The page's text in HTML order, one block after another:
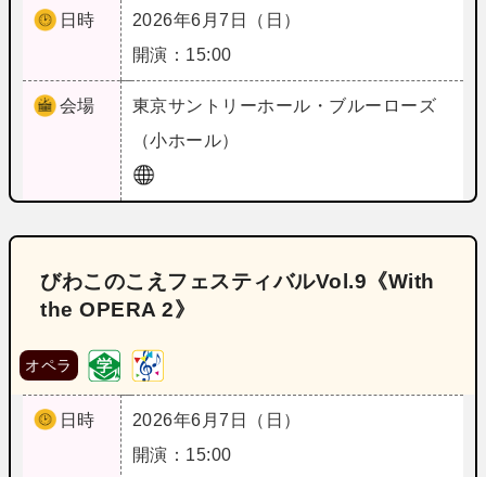
日時
2026年6月7日（日）
開演：15:00
会場 東京サントリーホール・ブルーローズ
（小ホール）
びわこのこえフェスティバルVol.9《With
the OPERA 2》
オペラ
日時
2026年6月7日（日）
開演：15:00